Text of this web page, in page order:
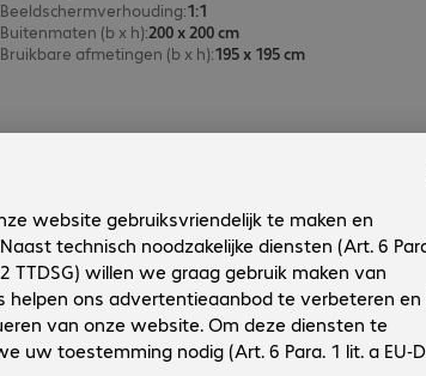
Beeldschermverhouding:1:1
Buitenmaten (b x h):200 x 200 cm
Bruikbare afmetingen (b x h):195 x 195 cm